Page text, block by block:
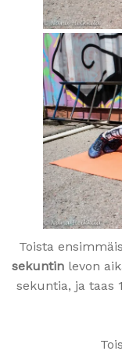
Toista
sekuntin levon
sekuntia, ja taas